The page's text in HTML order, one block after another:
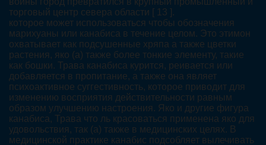
торговый центр севера области [ 13 ].
которое может использоваться чтобы обозначения
марихуаны или канабиса в течение целом. Это этимон
охватывает как подсушенные хряпа а также цветки
растения, яко (а) также более тонкие элементу, такие
как бошки. Трава канабиса курится, реивается или
добавляется в пропитание, а также она являет
психоактивное суггестивность, которое приводит для
изменению восприятия действительности равным
образом улучшению настроения. Яко и другие фигура
канабиса, Трава что ль красоваться применена яко для
удовольствия, так (а) также в медицинских целях. В
медицинской практике канабис подсобляет вылечивать